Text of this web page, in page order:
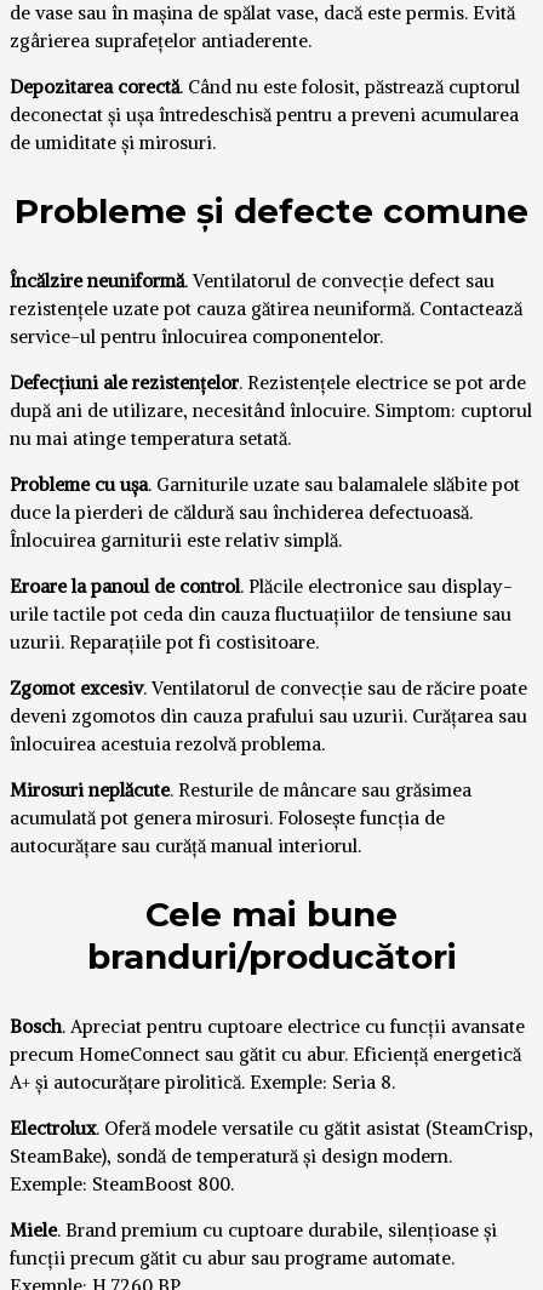
de vase sau în mașina de spălat vase, dacă este permis. Evită
zgârierea suprafețelor antiaderente.
Depozitarea corectă. Când nu este folosit, păstrează cuptorul
deconectat și ușa întredeschisă pentru a preveni acumularea
de umiditate și mirosuri.
Probleme și defecte comune
Încălzire neuniformă. Ventilatorul de convecție defect sau
rezistențele uzate pot cauza gătirea neuniformă. Contactează
service-ul pentru înlocuirea componentelor.
Defecțiuni ale rezistențelor. Rezistențele electrice se pot arde
după ani de utilizare, necesitând înlocuire. Simptom: cuptorul
nu mai atinge temperatura setată.
Probleme cu ușa. Garniturile uzate sau balamalele slăbite pot
duce la pierderi de căldură sau închiderea defectuoasă.
Înlocuirea garniturii este relativ simplă.
Eroare la panoul de control. Plăcile electronice sau display-
urile tactile pot ceda din cauza fluctuațiilor de tensiune sau
uzurii. Reparațiile pot fi costisitoare.
Zgomot excesiv. Ventilatorul de convecție sau de răcire poate
deveni zgomotos din cauza prafului sau uzurii. Curățarea sau
înlocuirea acestuia rezolvă problema.
Mirosuri neplăcute. Resturile de mâncare sau grăsimea
acumulată pot genera mirosuri. Folosește funcția de
autocurățare sau curăță manual interiorul.
Cele mai bune
branduri/producători
Bosch. Apreciat pentru cuptoare electrice cu funcții avansate
precum HomeConnect sau gătit cu abur. Eficiență energetică
A+ și autocurățare pirolitică. Exemple: Seria 8.
Electrolux. Oferă modele versatile cu gătit asistat (SteamCrisp,
SteamBake), sondă de temperatură și design modern.
Exemple: SteamBoost 800.
Miele. Brand premium cu cuptoare durabile, silențioase și
funcții precum gătit cu abur sau programe automate.